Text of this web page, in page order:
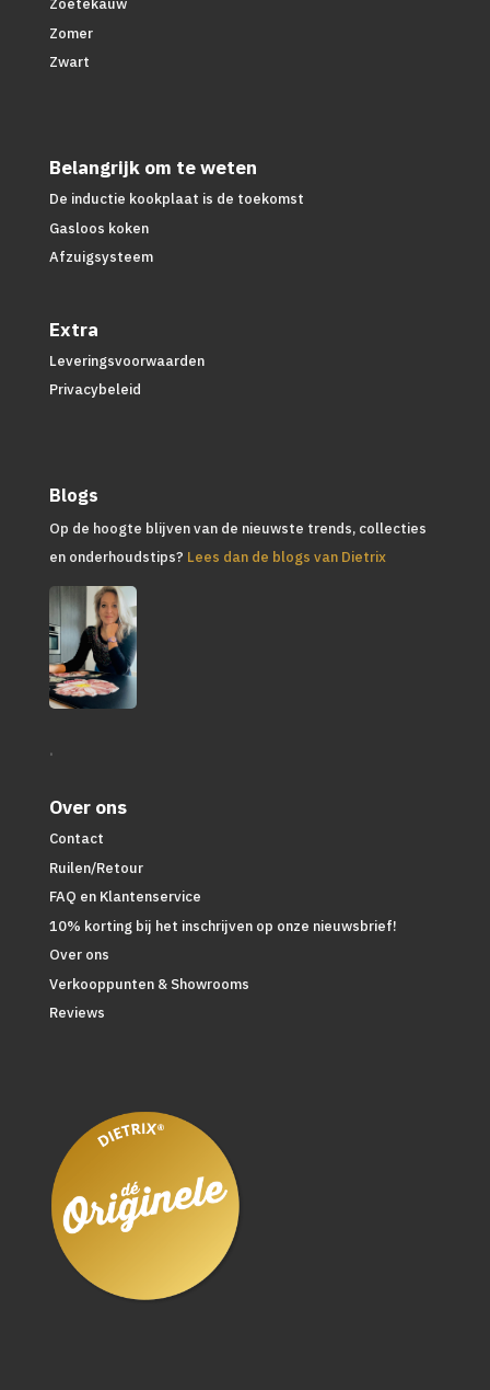
Zoetekauw
Zomer
Zwart
Belangrijk om te weten
De inductie kookplaat is de toekomst
Gasloos koken
Afzuigsysteem
Extra
Leveringsvoorwaarden
Privacybeleid
Blogs
Op de hoogte blijven van de nieuwste trends, collecties
en onderhoudstips? Lees dan de blogs van Dietrix
.
Over ons
Contact
Ruilen/Retour
FAQ en Klantenservice
10% korting bij het inschrijven op onze nieuwsbrief!
Over ons
Verkooppunten & Showrooms
Reviews